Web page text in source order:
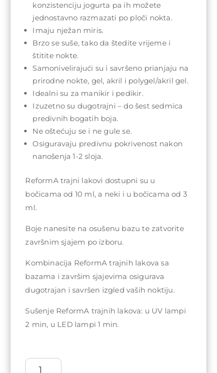
konzistenciju jogurta pa ih možete
jednostavno razmazati po ploči nokta.
Imaju nježan miris.
Brzo se suše, tako da štedite vrijeme i
štitite nokte.
Samonivelirajući su i savršeno prianjaju na
prirodne nokte, gel, akril i polygel/akril gel.
Idealni su za manikir i pedikir.
Izuzetno su dugotrajni – do šest sedmica
predivnih bogatih boja.
Ne oštećuju se i ne gule se.
Osiguravaju predivnu pokrivenost nakon
nanošenja 1-2 sloja.
ReformA trajni lakovi dostupni su u
bočicama od 10 ml, a neki i u bočicama od 3
ml.
Boje nanesite na osušenu bazu te zatvorite
završnim sjajem po izboru.
Kombinacija ReformA trajnih lakova sa
bazama i završim sjajevima osigurava
dugotrajan i savršen izgled vaših noktiju.
Sušenje ReformA trajnih lakova: u UV lampi
2 min, u LED lampi 1 min.
ReformA